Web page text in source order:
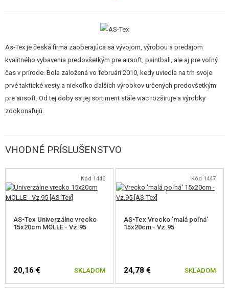
VZ.95
špecifikácie, ako materiál ULENA používaný na výrobu výstroja AČR.
Jedná sa o tkaninu vyvinutú v USA v čase druhej svetovej vojny. Je
zatkány s odstupom 5-8 mm tučnejšia osnovné alebo aj útkové nite, tovar
As-Tex je česká firma zaoberajúca sa vývojom, výrobou a predajom
kvalitného vybavenia predovšetkým pre airsoft, paintball, ale aj pre voľný
čas v prírode. Bola založená vo februári 2010, kedy uviedla na trh svoje
prvé taktické vesty a niekoľko ďalších výrobkov určených predovšetkým
pre airsoft. Od tej doby sa jej sortiment stále viac rozširuje a výrobky
zdokonaľujú.
VHODNÉ PRÍSLUŠENSTVO
Kód 1446
AS-Tex Univerzálne vrecko
15x20cm MOLLE - Vz.95
20,16 € SKLADOM
Kód 1447
AS-Tex Vrecko 'malá poľná'
15x20cm - Vz.95
24,78 € SKLADOM